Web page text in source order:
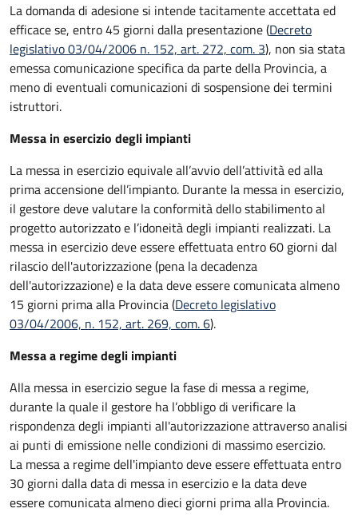
La domanda di adesione si intende tacitamente accettata ed
efficace se, entro 45 giorni dalla presentazione (Decreto
legislativo 03/04/2006 n. 152, art. 272, com. 3), non sia stata
emessa comunicazione specifica da parte della Provincia, a
meno di eventuali comunicazioni di sospensione dei termini
istruttori.
Messa in esercizio degli impianti
La messa in esercizio equivale all’avvio dell’attività ed alla
prima accensione dell’impianto. Durante la messa in esercizio,
il gestore deve valutare la conformità dello stabilimento al
progetto autorizzato e l’idoneità degli impianti realizzati. La
messa in esercizio deve essere effettuata entro 60 giorni dal
rilascio dell'autorizzazione (pena la decadenza
dell'autorizzazione) e la data deve essere comunicata almeno
15 giorni prima alla Provincia (Decreto legislativo
03/04/2006, n. 152, art. 269, com. 6).
Messa a regime degli impianti
Alla messa in esercizio segue la fase di messa a regime,
durante la quale il gestore ha l’obbligo di verificare la
rispondenza degli impianti all'autorizzazione attraverso analisi
ai punti di emissione nelle condizioni di massimo esercizio.
La messa a regime dell'impianto deve essere effettuata entro
30 giorni dalla data di messa in esercizio e la data deve
essere comunicata almeno dieci giorni prima alla Provincia.